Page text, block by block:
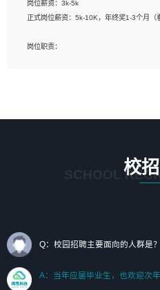
标志及吉祥物设计，效果图后期处理等。
1、艺术设计类相关专业；（其中需求分析
岗位薪资：3k-5k
正式岗位薪资：5k-10K，年终奖1-3个月（
岗位职责：
2. 熟悉 前端常用框架, 能独立完成设计给予
3. 有良好的代码习惯, 低级错误出现频率低;
7. 了解或熟悉 WebGL 及相关框架优先。
（岗位人员专职于行业应用解决方案、项
校
SCHOOL
Q：校园招聘主要面向的人群是？
A：当年应届毕业生，也欢迎次